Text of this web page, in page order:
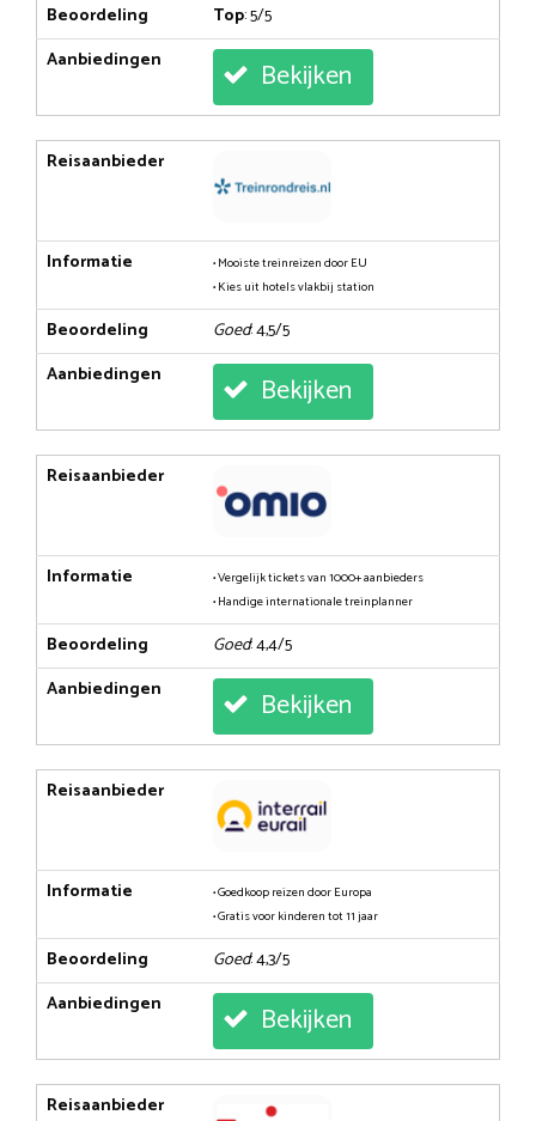
Beoordeling Top: 5/5
Aanbiedingen
Bekijken
Reisaanbieder
Informatie
• Mooiste treinreizen door EU
• Kies uit hotels vlakbij station
Beoordeling Goed: 4,5/5
Aanbiedingen
Bekijken
Reisaanbieder
Informatie
• Vergelijk tickets van 1000+ aanbieders
• Handige internationale treinplanner
Beoordeling Goed: 4,4/5
Aanbiedingen
Bekijken
Reisaanbieder
Informatie
• Goedkoop reizen door Europa
• Gratis voor kinderen tot 11 jaar
Beoordeling Goed: 4,3/5
Aanbiedingen
Bekijken
Reisaanbieder